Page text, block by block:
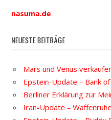
nasuma.de
NEUESTE BEITRÄGE
Mars und Venus
Epstein-Update – Bank
Berliner Erklärung zur
Iran-Update –